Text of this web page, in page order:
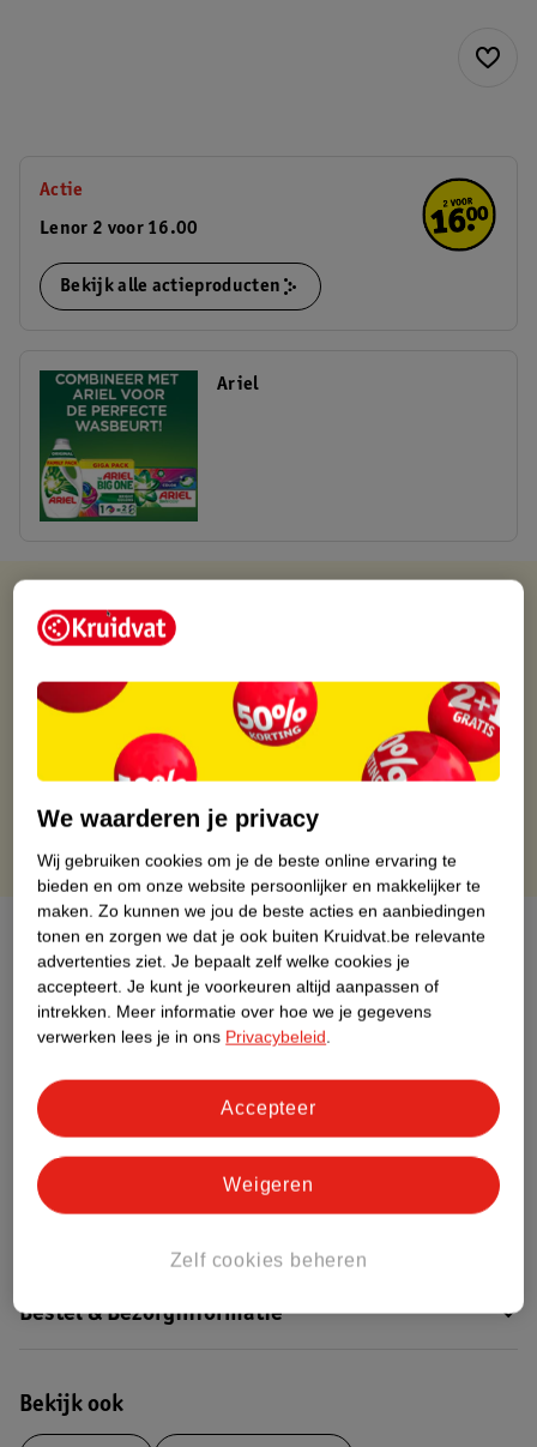
Actie
Lenor 2 voor 16.00
Bekijk alle actieproducten
Ariel
Kruidvat is altijd voordelig
Op werkdagen voor 22:00 uur besteld, volgende dag in huis
Gratis thuisbezorgd vanaf 50.00
Gratis retourneren binnen 30 dagen
Gratis punten met je Kruidvat kaart
Over dit product
Productinformatie
Nature Impact Score
Impact Score.
Meer informatie
Bestel & Bezorginformatie
Bekijk ook
We waarderen je privacy
Wij gebruiken cookies om je de beste online ervaring te
bieden en om onze website persoonlijker en makkelijker te
maken. Zo kunnen we jou de beste acties en aanbiedingen
tonen en zorgen we dat je ook buiten Kruidvat.be relevante
advertenties ziet. Je bepaalt zelf welke cookies je
accepteert. Je kunt je voorkeuren altijd aanpassen of
intrekken. Meer informatie over hoe we je gegevens
verwerken lees je in ons Privacybeleid.
Zelf cookies beheren
Weigeren
Accepteer